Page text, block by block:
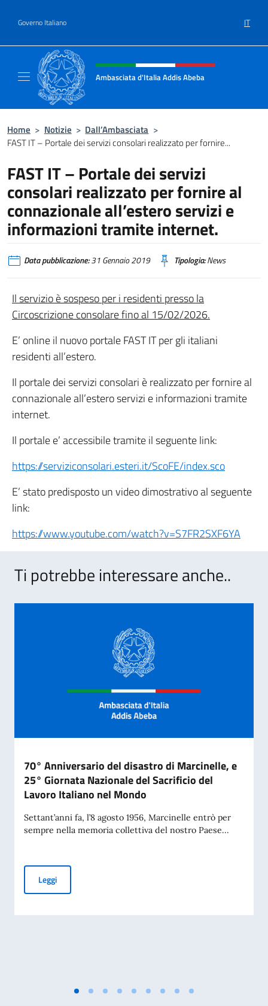
Governo Italiano IT
Intestazione sito, social e menù
Ambasciata d'Italia Addis Abeba
Home > Notizie > Dall’Ambasciata >
FAST IT – Portale dei servizi consolari realizzato per fornire...
FAST IT – Portale dei servizi
consolari realizzato per fornire al
connazionale all’estero servizi e
informazioni tramite internet.
Data pubblicazione:31 Gennaio 2019 Tipologia:News
Il servizio è sospeso per i residenti presso la
Circoscrizione consolare fino al 15/02/2026.
E’ online il nuovo portale FAST IT per gli italiani
residenti all’estero.
Il portale dei servizi consolari è realizzato per fornire al
connazionale all’estero servizi e informazioni tramite
internet.
Il portale e’ accessibile tramite il seguente link:
https://serviziconsolari.esteri.it/ScoFE/index.sco
E’ stato predisposto un video dimostrativo al seguente
link:
https://www.youtube.com/watch?v=S7FR2SXF6YA
Ti potrebbe interessare anche..
70° Anniversario del disastro di Marcinelle, e
25° Giornata Nazionale del Sacrificio del
Lavoro Italiano nel Mondo
Settant’anni fa, l’8 agosto 1956, Marcinelle entrò per
sempre nella memoria collettiva del nostro Paese...
Leggi70° Anniversario del disastro di Marcinelle, e 25°